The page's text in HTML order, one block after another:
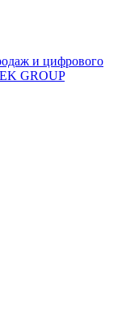
и цифрового
GROUP